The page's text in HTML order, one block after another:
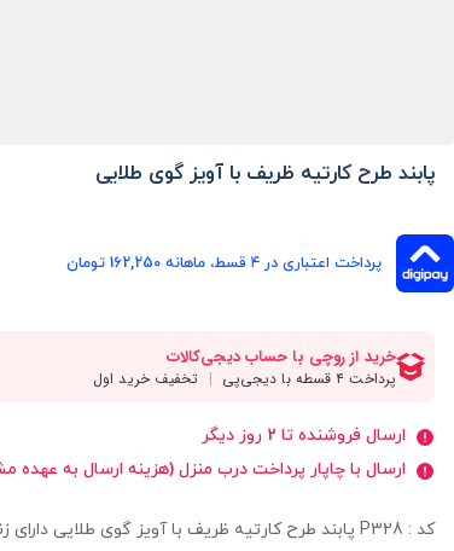
پابند طرح کارتیه ظریف با آویز گوی طلایی
پرداخت اعتباری در ۴ قسط، ماهانه 162,250 تومان
ارسال فروشنده تا 2 روز دیگر
ارسال با چاپار پرداخت درب منزل (هزینه ارسال به